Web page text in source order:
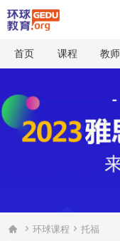
首页 课程 教师
  环球课程  托福